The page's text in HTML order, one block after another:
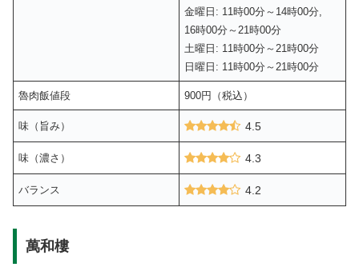
金曜日: 11時00分～14時00分,
16時00分～21時00分
土曜日: 11時00分～21時00分
日曜日: 11時00分～21時00分
魯肉飯値段 900円（税込）
味（旨み） 4.5
味（濃さ） 4.3
バランス 4.2
萬和樓